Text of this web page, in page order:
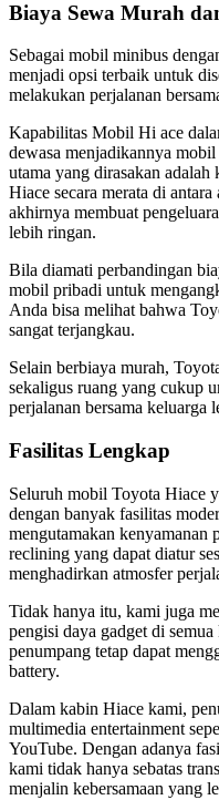
Biaya Sewa Murah
Sebagai mobil minibus
menjadi opsi terbaik untuk
melakukan perjalanan
Kapabilitas Mobil Hi ace
dewasa menjadikannya
utama yang dirasakan adalah
Hiace secara merata di
akhirnya membuat
lebih ringan.
Bila diamati perbandingan
mobil pribadi untuk
Anda bisa melihat bahwa
sangat terjangkau.
Selain berbiaya murah,
sekaligus ruang yang cukup
perjalanan bersama keluarga
Fasilitas Lengkap
Seluruh mobil Toyota Hiace
dengan banyak fasilitas
mengutamakan kenyamanan
reclining yang dapat diatur
menghadirkan atmosfer
Tidak hanya itu, kami juga
pengisi daya gadget di
penumpang tetap dapat
battery.
Dalam kabin Hiace kami,
multimedia entertainment
YouTube. Dengan adanya
kami tidak hanya sebatas
menjalin kebersamaan yang